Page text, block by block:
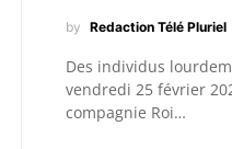
by Redaction Télé Pluriel
Des individus
vendredi 25 février
compagnie Roi…